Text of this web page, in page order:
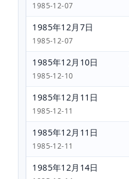
1985-12-07
1985年12月7日
1985-12-07
1985年12月10日
1985-12-10
1985年12月11日
1985-12-11
1985年12月11日
1985-12-11
1985年12月14日